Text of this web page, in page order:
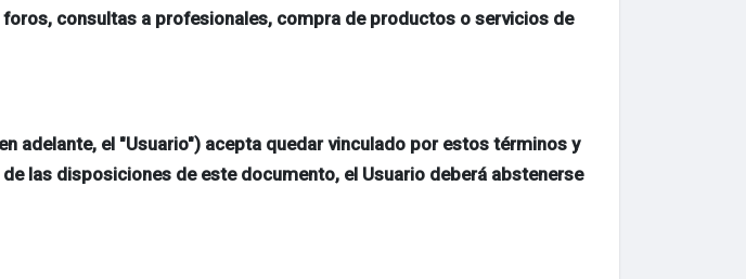
consultas a profesionales, compra de productos o servicios de
adelante, el "Usuario") acepta quedar vinculado por estos términos y
las disposiciones de este documento, el Usuario deberá abstenerse